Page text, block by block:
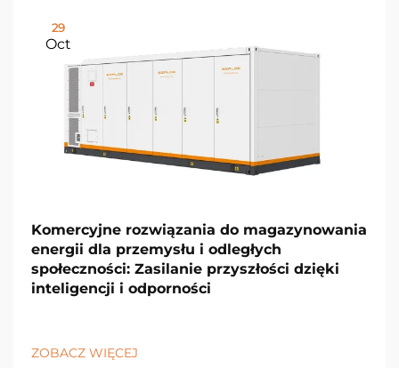
29
Oct
Komercyjne rozwiązania do magazynowania
energii dla przemysłu i odległych
społeczności: Zasilanie przyszłości dzięki
inteligencji i odporności
ZOBACZ WIĘCEJ